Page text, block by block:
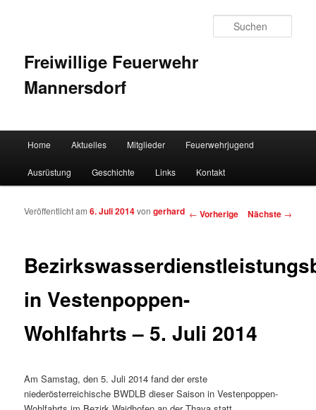
Freiwillige Feuerwehr
Mannersdorf
Zum Inhalt wechseln
Zum sekundären Inhalt wechseln
Home Aktuelles Mitglieder Feuerwehrjugend
Ausrüstung Geschichte Links Kontakt
Artikelnavigation
← Vorherige Nächste →
in Vestenpoppen-
Wohlfahrts – 5. Juli 2014
Veröffentlicht am6. Juli 2014vongerhard
Am Samstag, den 5. Juli 2014 fand der erste
niederösterreichische BWDLB dieser Saison in Vestenpoppen-